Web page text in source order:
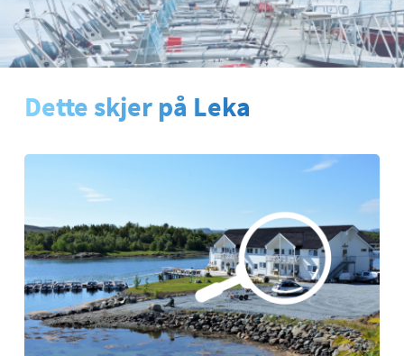
Dette skjer på Leka